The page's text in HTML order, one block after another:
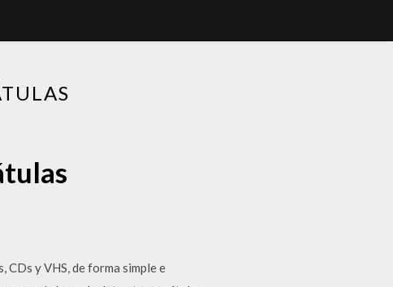
y VHS, de forma simple e